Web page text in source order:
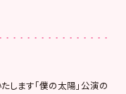
ます「僕の太陽」公演の